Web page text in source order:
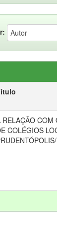
RELAÇÃO COM
COLÉGIOS